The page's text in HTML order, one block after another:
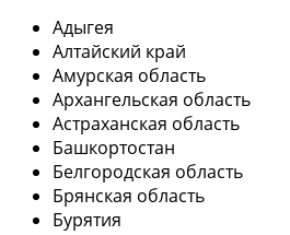
Адыгея
Алтайский край
Амурская область
Архангельская область
Астраханская область
Башкортостан
Белгородская область
Брянская область
Бурятия